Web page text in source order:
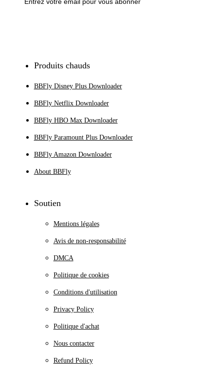
Produits chauds
BBFly Disney Plus Downloader
BBFly Netflix Downloader
BBFly HBO Max Downloader
BBFly Paramount Plus Downloader
BBFly Amazon Downloader
About BBFly
Soutien
Mentions légales
Avis de non-responsabilité
DMCA
Politique de cookies
Conditions d'utilisation
Privacy Policy
Politique d'achat
Nous contacter
Refund Policy